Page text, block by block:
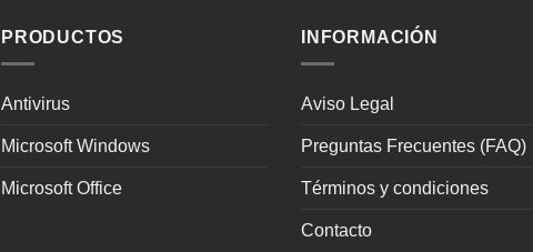
PRODUCTOS
Antivirus
Microsoft Windows
Microsoft Office
INFORMACIÓN
Aviso Legal
Preguntas Frecuentes (FAQ)
Términos y condiciones
Contacto